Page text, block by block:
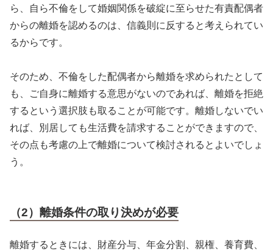
ら、自ら不倫をして婚姻関係を破綻に至らせた有責配偶者
からの離婚を認めるのは、信義則に反すると考えられてい
るからです。
そのため、不倫をした配偶者から離婚を求められたとして
も、ご自身に離婚する意思がないのであれば、離婚を拒絶
するという選択肢も取ることが可能です。離婚しないでい
れば、別居しても生活費を請求することができますので、
その点も考慮の上で離婚について検討されるとよいでしょ
う。
（2）離婚条件の取り決めが必要
離婚するときには、財産分与、年金分割、親権、養育費、